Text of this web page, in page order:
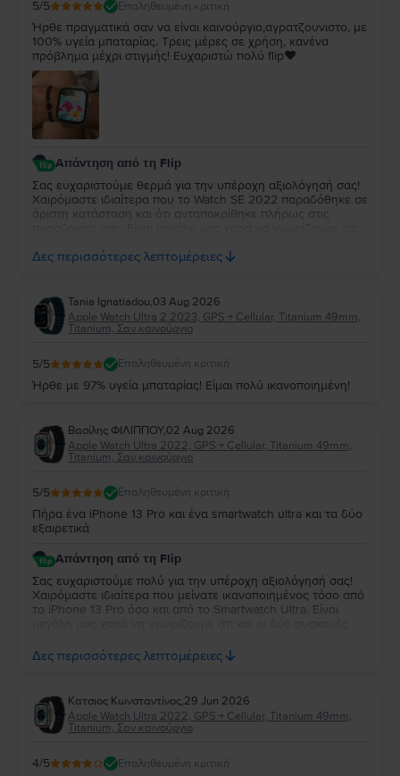
5/5 Επαληθευμένη κριτική
Ήρθε πραγματικά σαν να είναι καινούργιο,αγρατζουνιστο, με
100% υγεία μπαταρίας. Τρεις μέρες σε χρήση, κανένα
πρόβλημα μέχρι στιγμής! Ευχαριστώ πολύ flip❤️
Απάντηση από τη Flip
Σας ευχαριστούμε θερμά για την υπέροχη αξιολόγησή σας!
Χαιρόμαστε ιδιαίτερα που το Watch SE 2022 παραδόθηκε σε
άριστη κατάσταση και ότι ανταποκρίθηκε πλήρως στις
απολαύσετε τη νέα σας συσκευή για πολλά χρόνια!
Δες περισσότερες λεπτομέρειες
Tania Ignatiadou,03 Aug 2026
Apple Watch Ultra 2 2023, GPS + Cellular, Titanium 49mm,
Titanium, Σαν καινούργιο
5/5 Επαληθευμένη κριτική
Ήρθε με 97% υγεία μπαταρίας! Είμαι πολύ ικανοποιημένη!
Βασίλης ΦΙΛΙΠΠΟΥ,02 Aug 2026
Apple Watch Ultra 2022, GPS + Cellular, Titanium 49mm,
Titanium, Σαν καινούργιο
5/5 Επαληθευμένη κριτική
Πήρα ένα iPhone 13 Pro και ένα smartwatch ultra και τα δύο
εξαιρετικά
Απάντηση από τη Flip
Σας ευχαριστούμε πολύ για την υπέροχη αξιολόγησή σας!
Χαιρόμαστε ιδιαίτερα που μείνατε ικανοποιημένος τόσο από
το iPhone 13 Pro όσο και από το Smartwatch Ultra. Είναι
την εμπιστοσύνη σας και ευχόμαστε να τα χαρείτε και τα
Δες περισσότερες λεπτομέρειες
Κατσιος Κωνσταντίνος,29 Jun 2026
Apple Watch Ultra 2022, GPS + Cellular, Titanium 49mm,
Titanium, Σαν καινούργιο
4/5 Επαληθευμένη κριτική